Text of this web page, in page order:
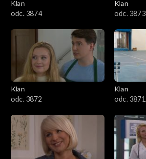
Klan
odc. 3874
Klan
odc. 3873
Klan
odc. 3872
Klan
odc. 3871